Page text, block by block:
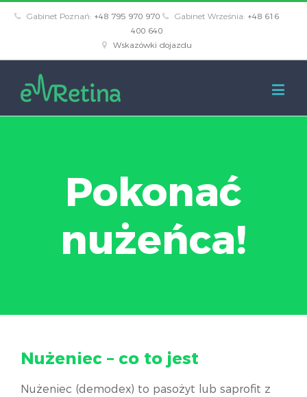
Gabinet Poznań: +48 795 970 970 Gabinet Września: +48 616
400 640
Wskazówki dojazdu
Pokonać
nużeńca!
Nużeniec – co to jest
Nużeniec (demodex) to pasożyt lub saprofit z